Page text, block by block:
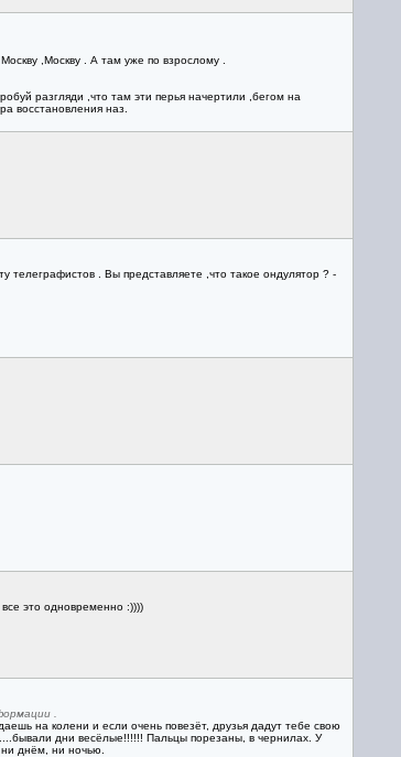
,Москву . А там уже по взрослому .
разгляди ,что там эти перья начертили ,бегом на
восстановления наз.
. Вы представляете ,что такое ондулятор ? -
это одновременно :))))
.
на колени и если очень повезёт, друзья дадут тебе свою
дни весёлые!!!!!! Пальцы порезаны, в чернилах. У
днём, ни ночью.